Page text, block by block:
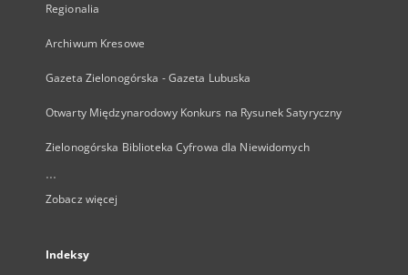
Regionalia
Archiwum Kresowe
Gazeta Zielonogórska - Gazeta Lubuska
Otwarty Międzynarodowy Konkurs na Rysunek Satyryczny
Zielonogórska Biblioteka Cyfrowa dla Niewidomych
...
Zobacz więcej
Indeksy